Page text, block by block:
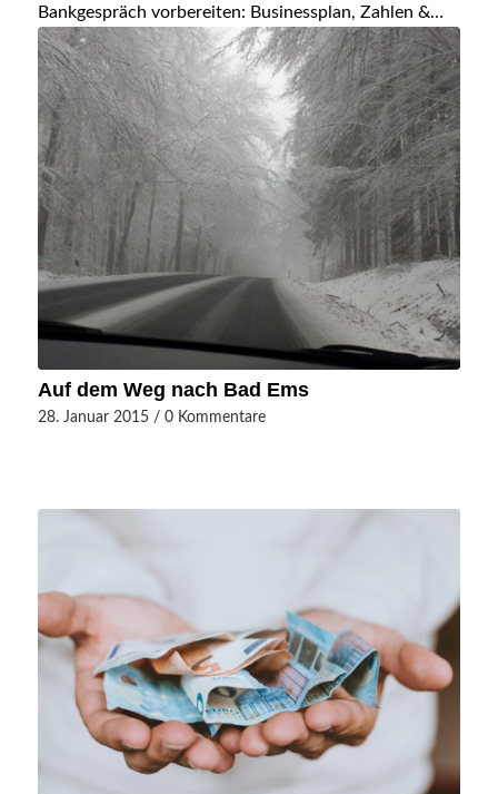
Bankgespräch vorbereiten: Businessplan, Zahlen &…
Auf dem Weg nach Bad Ems
28. Januar 2015 / 0 Kommentare